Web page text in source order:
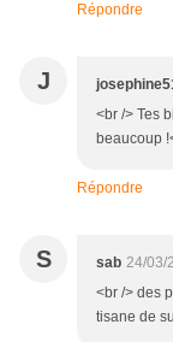
Répondre
J
<br /> Tes
beaucoup
Répondre
S sab 24/03/
<br /> des
tisane de